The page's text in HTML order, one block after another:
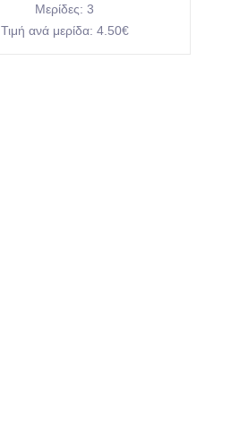
Μερίδες: 3
Τιμή ανά μερίδα: 4.50€